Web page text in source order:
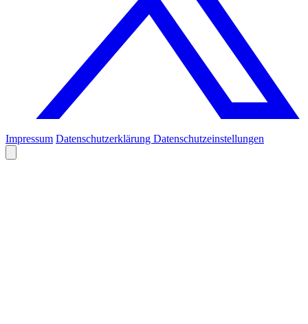
Impressum Datenschutzerklärung Datenschutzeinstellungen